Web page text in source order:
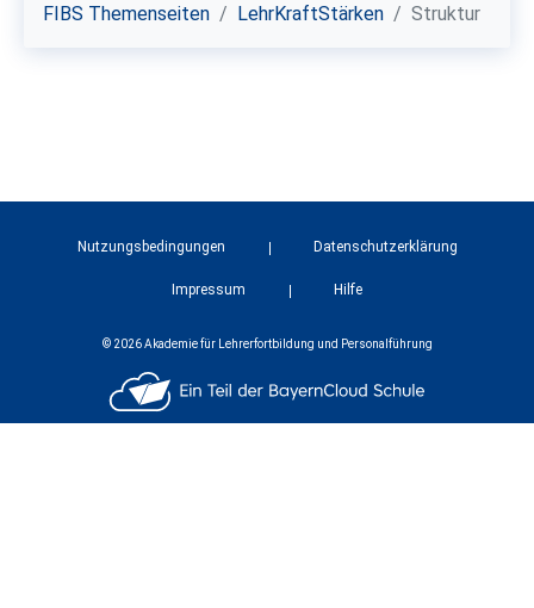
FIBS Themenseiten LehrKraftStärken Struktur
Nutzungsbedingungen Datenschutzerklärung
Impressum Hilfe
© 2026 Akademie für Lehrerfortbildung und Personalführung